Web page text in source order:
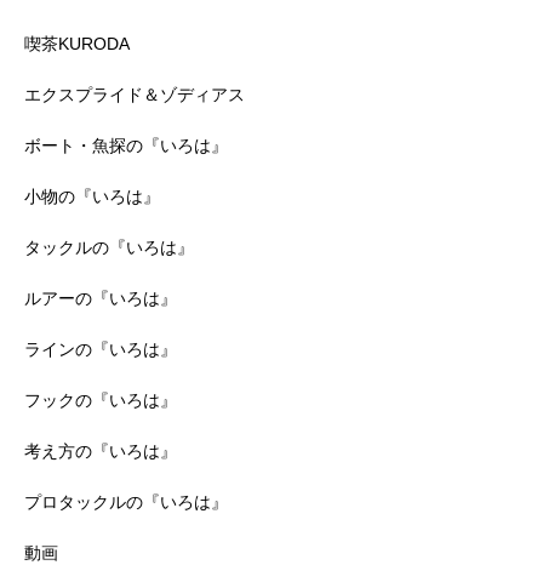
喫茶KURODA
エクスプライド＆ゾディアス
ボート・魚探の『いろは』
小物の『いろは』
タックルの『いろは』
ルアーの『いろは』
ラインの『いろは』
フックの『いろは』
考え方の『いろは』
プロタックルの『いろは』
動画